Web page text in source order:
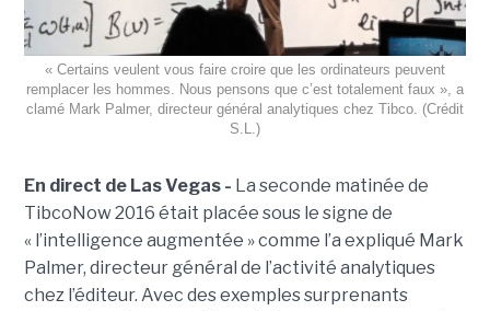
« Certains veulent vous faire croire que les ordinateurs peuvent
remplacer les hommes. Nous pensons que c’est totalement faux », a
clamé Mark Palmer, directeur général analytiques chez Tibco. (Crédit
S.L.)
En direct de Las Vegas - La seconde matinée de
TibcoNow 2016 était placée sous le signe de
« l’intelligence augmentée » comme l’a expliqué Mark
Palmer, directeur général de l’activité analytiques
chez l’éditeur. Avec des exemples surprenants